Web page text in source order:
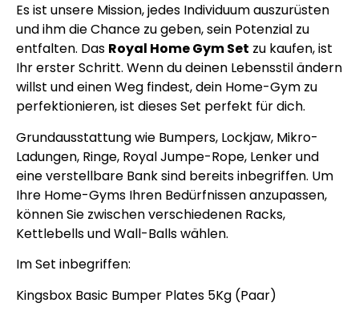
Es ist unsere Mission, jedes Individuum auszurüsten
und ihm die Chance zu geben, sein Potenzial zu
entfalten. Das Royal Home Gym Set zu kaufen, ist
Ihr erster Schritt. Wenn du deinen Lebensstil ändern
willst und einen Weg findest, dein Home-Gym zu
perfektionieren, ist dieses Set perfekt für dich.
Grundausstattung wie Bumpers, Lockjaw, Mikro-
Ladungen, Ringe, Royal Jumpe-Rope, Lenker und
eine verstellbare Bank sind bereits inbegriffen. Um
Ihre Home-Gyms Ihren Bedürfnissen anzupassen,
können Sie zwischen verschiedenen Racks,
Kettlebells und Wall-Balls wählen.
Im Set inbegriffen:
Kingsbox Basic Bumper Plates 5Kg (Paar)